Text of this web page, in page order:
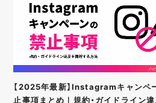
【2025年最新】Instagramキャンペ
止事項まとめ｜規約・ガイドライン